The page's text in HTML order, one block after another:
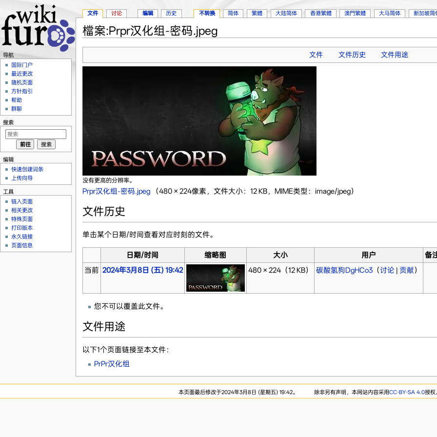
檔案:Prpr汉化组-密码.jpeg
文件 文件历史 文件用途
没有更高的分辨率。
Prpr汉化组-密码.jpeg‎ （480 × 224像素，文件大小：12 KB，MIME类型：image/jpeg）
文件历史
单击某个日期/时间查看对应时刻的文件。
日期/时间 缩略图 大小 用户
备
当前 2024年3月8日 (五) 19:42 480 × 224（12 KB） 碳酸氢狗DgHCo3（讨论| 贡献）
您不可以覆盖此文件。
文件用途
以下1个页面链接至本文件：
PrPr汉化组
文件 讨论 编辑 历史 不转换 简体 繁體 大陆简体 香港繁體 澳門繁體 大马简体 新加坡简
导航
国际门户
最近更改
随机页面
方针指引
帮助
群聊
搜索
编辑
快速创建词条
上传向导
工具
链入页面
相关更改
特殊页面
打印版本
永久链接
页面信息
本页面最后修改于2024年3月8日 (星期五) 19:42。 除非另有声明，本网站内容采用CC-BY-SA 4.0授权